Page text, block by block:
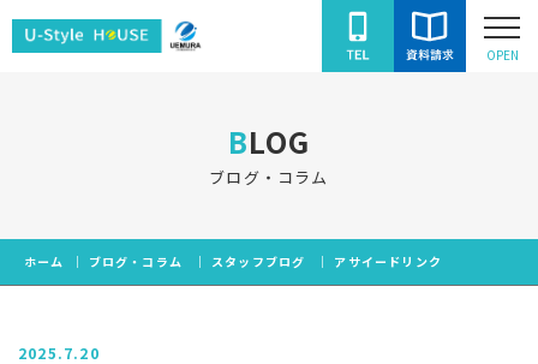
ユ
ハ
ウ
OPEN
BLOG
ブログ・コラム
ホーム ブログ・コラム スタッフブログ アサイードリンク
2025.7.20